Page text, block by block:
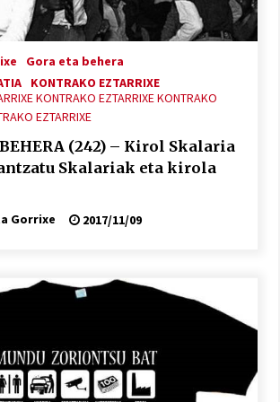
2021/11/25
Mahai-ingurua: irratia, podcastak
eta ondoren zer?
Arrosaren IX. Topaketak – Mila
2021/11/11
Gora eta behera
KONTRAKO EZTARRIXE
KONTRAKO EZTARRIXEKONTRAKO
EZTARRIXE
BEHERA (242) – Kirol Skalaria
Skalariak eta kirola
Gorrixe 2017/11/09